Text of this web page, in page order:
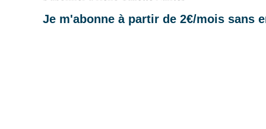
Je m'abonne à partir de 2€/mois sans